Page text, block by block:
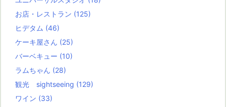
お店・レストラン (125)
ヒデタム (46)
ケーキ屋さん (25)
バーベキュー (10)
ラムちゃん (28)
観光 sightseeing (129)
ワイン (33)